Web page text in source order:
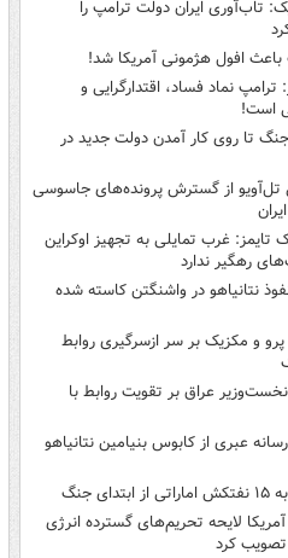
تاب‌آوری ایران دولت ترامپ را
باعث افول هژمونی آمریکا شد!
ترامپ نماد فساد، اقتدارگرایی و
است!
جنگ تا روی کار آمدن دولت جدید در
تل‌آویو از گسترش پرونده‌های جاسوسی
تایمز: غرب تمایلی به تجهیز اوکراین
رهگیر ندارد
نفوذ نتانیاهو در واشنگتن کاسته شده
پرو و مکزیک بر سر ازسرگیری روابط
نخست‌وزیر عراق بر تقویت روابط با
عبری از کابوس بنیامین نتانیاهو
جنگ
لایحه تحریم‌های گسترده انرژی
تصویب کرد